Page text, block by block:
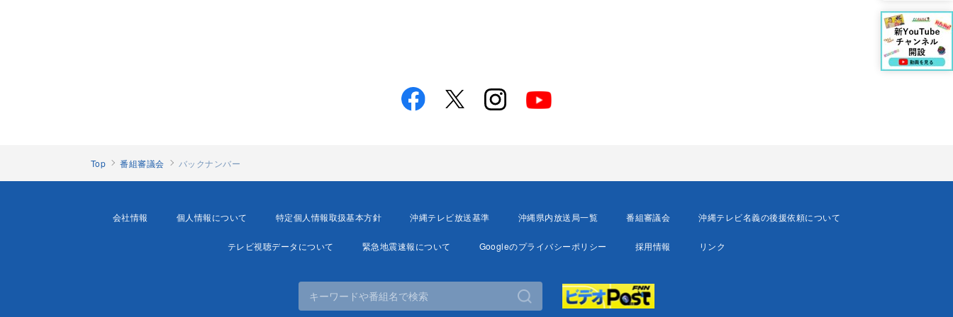
Top 番組審議会 バックナンバー
会社情報 個人情報について 特定個人情報取扱基本方針 沖縄テレビ放送基準 沖縄県内放送局一覧 番組審議会 沖縄テレビ名義の後援依頼について
テレビ視聴データについて 緊急地震速報について Googleのプライバシーポリシー 採用情報 リンク